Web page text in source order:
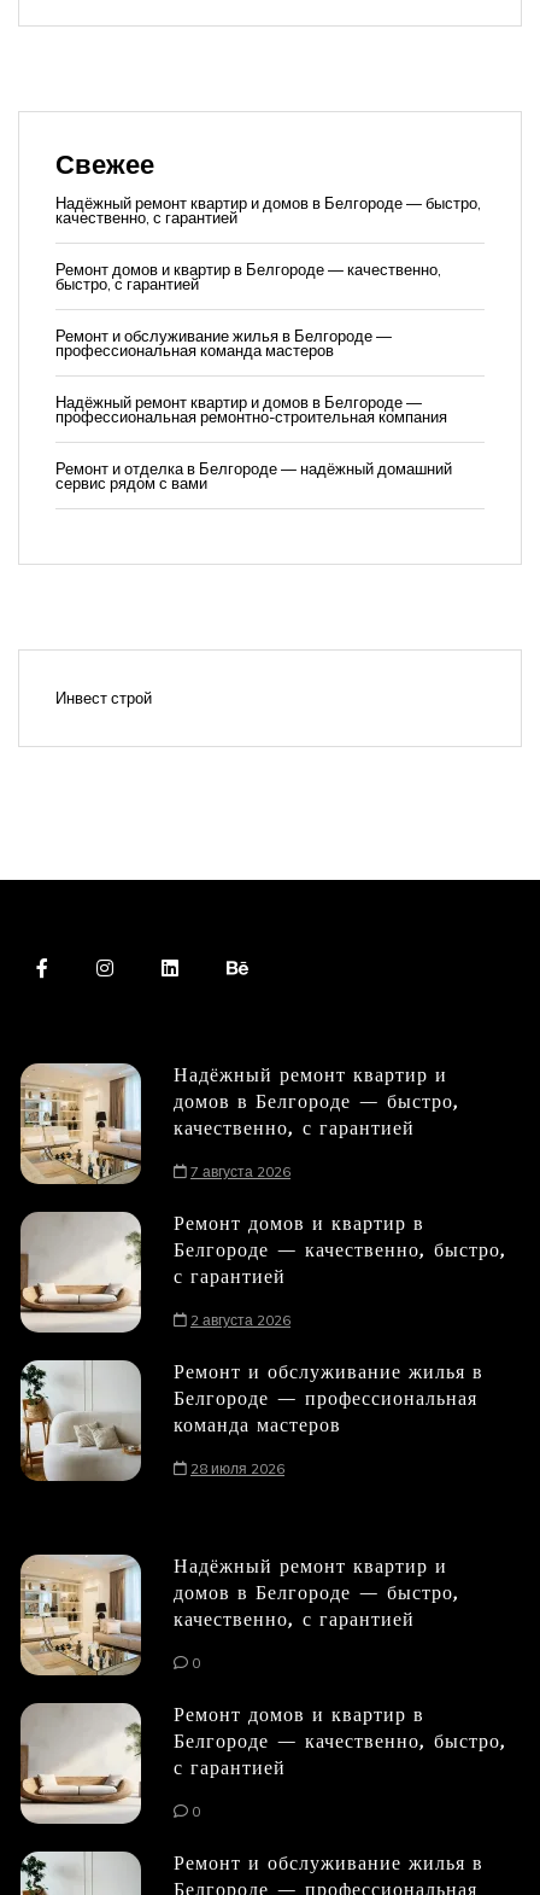
Свежее
Надёжный ремонт квартир и домов в Белгороде — быстро,
качественно, с гарантией
Ремонт домов и квартир в Белгороде — качественно,
быстро, с гарантией
Ремонт и обслуживание жилья в Белгороде —
профессиональная команда мастеров
Надёжный ремонт квартир и домов в Белгороде —
профессиональная ремонтно-строительная компания
Ремонт и отделка в Белгороде — надёжный домашний
сервис рядом с вами
Инвест строй
Надёжный ремонт квартир и
домов в Белгороде — быстро,
качественно, с гарантией
7 августа 2026
Ремонт домов и квартир в
Белгороде — качественно, быстро,
с гарантией
2 августа 2026
Ремонт и обслуживание жилья в
Белгороде — профессиональная
команда мастеров
28 июля 2026
Надёжный ремонт квартир и
домов в Белгороде — быстро,
качественно, с гарантией
0
Ремонт домов и квартир в
Белгороде — качественно, быстро,
с гарантией
0
Ремонт и обслуживание жилья в
Белгороде — профессиональная